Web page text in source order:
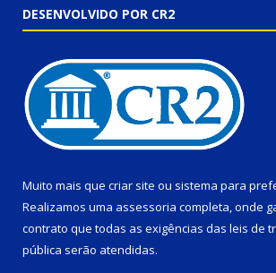
DESENVOLVIDO POR CR2
Muito mais que criar site ou sistema para
Realizamos uma assessoria completa, onde
contrato que todas as exigências das leis de
pública serão atendidas.